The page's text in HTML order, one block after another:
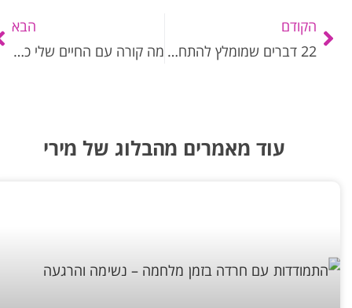
הקודם
22 דברים שמומלץ להתחיל לעשות לעצמך
הבא
מה קורה עם החיים שלי כשאני מתמקד בסיפור של האחרים?
עוד מאמרים מהבלוג של מירי